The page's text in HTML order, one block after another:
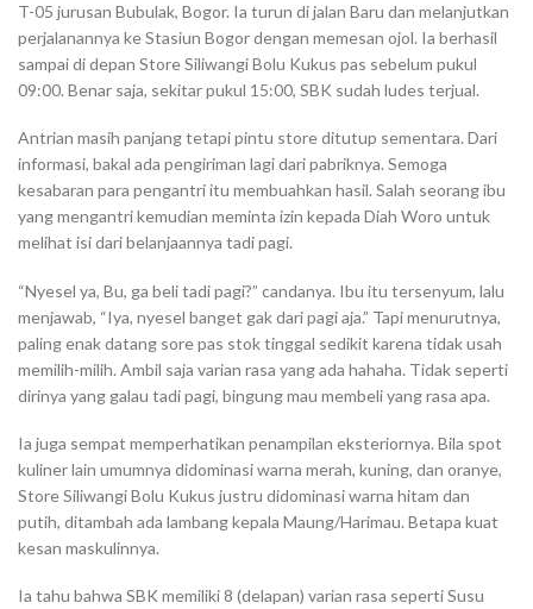
T-05 jurusan Bubulak, Bogor. Ia turun di jalan Baru dan melanjutkan
perjalanannya ke Stasiun Bogor dengan memesan ojol. Ia berhasil
sampai di depan Store Siliwangi Bolu Kukus pas sebelum pukul
09:00. Benar saja, sekitar pukul 15:00, SBK sudah ludes terjual.
Antrian masih panjang tetapi pintu store ditutup sementara. Dari
informasi, bakal ada pengiriman lagi dari pabriknya. Semoga
kesabaran para pengantri itu membuahkan hasil. Salah seorang ibu
yang mengantri kemudian meminta izin kepada Diah Woro untuk
melihat isi dari belanjaannya tadi pagi.
“Nyesel ya, Bu, ga beli tadi pagi?” candanya. Ibu itu tersenyum, lalu
menjawab, “Iya, nyesel banget gak dari pagi aja.” Tapi menurutnya,
paling enak datang sore pas stok tinggal sedikit karena tidak usah
memilih-milih. Ambil saja varian rasa yang ada hahaha. Tidak seperti
dirinya yang galau tadi pagi, bingung mau membeli yang rasa apa.
Ia juga sempat memperhatikan penampilan eksteriornya. Bila spot
kuliner lain umumnya didominasi warna merah, kuning, dan oranye,
Store Siliwangi Bolu Kukus justru didominasi warna hitam dan
putih, ditambah ada lambang kepala Maung/Harimau. Betapa kuat
kesan maskulinnya.
Ia tahu bahwa SBK memiliki 8 (delapan) varian rasa seperti Susu